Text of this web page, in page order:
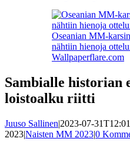
Oseanian MM-
nähtiin hienoja
Wallpaperflare.com
Sambialle historian
loistoalku riitti
Juuso Sallinen|2023-07-
2023|Naisten MM 2023|0